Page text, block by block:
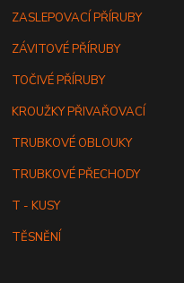
ZASLEPOVACÍ PŘÍRUBY
ZÁVITOVÉ PŘÍRUBY
TOČIVÉ PŘÍRUBY
KROUŽKY PŘIVAŘOVACÍ
TRUBKOVÉ OBLOUKY
TRUBKOVÉ PŘECHODY
T - KUSY
TĚSNĚNÍ